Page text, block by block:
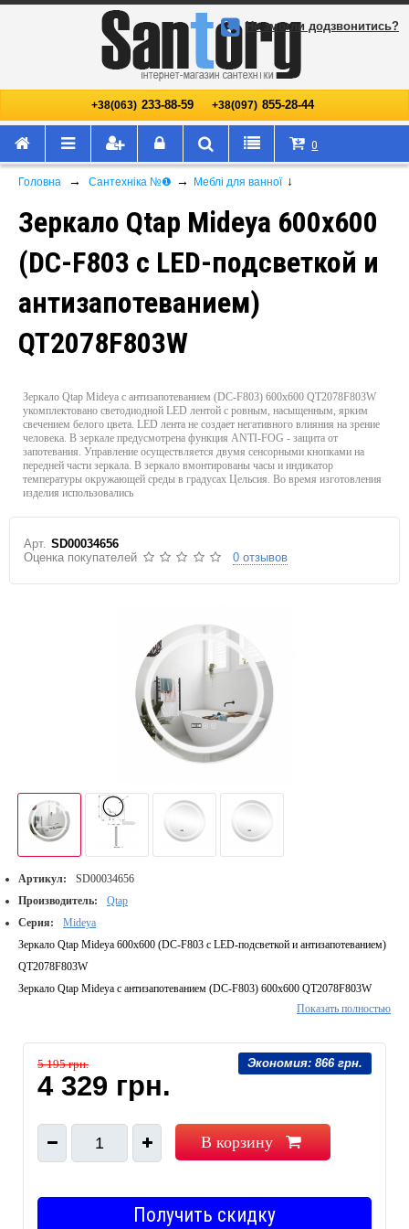
+38(063) 233-88-59 +38(097) 855-28-44
Не змогли додзвонитись?
0
Головна → Сантехніка №❶ → Меблі для ванної ↓
Зеркало Qtap Mideya 600х600
(DC-F803 с LED-подсветкой и
антизапотеванием)
QT2078F803W
Зеркало Qtap Mideya с антизапотеванием (DC-F803) 600х600 QT2078F803W
укомплектовано светодиодной LED лентой с ровным, насыщенным, ярким
свечением белого цвета. LED лента не создает негативного влияния на зрение
человека. В зеркале предусмотрена функция ANTI-FOG - защита от
запотевания. Управление осуществляется двумя сенсорными кнопками на
передней части зеркала. В зеркало вмонтированы часы и индикатор
температуры окружающей среды в градусах Цельсия. Во время изготовления
изделия использовались
Арт. SD00034656
Оценка покупателей
0 отзывов
Артикул:
SD00034656
Производитель:
Qtap
Серия:
Mideya
Зеркало Qtap Mideya 600х600 (DC-F803 с LED-подсветкой и антизапотеванием)
QT2078F803W
Зеркало Qtap Mideya с антизапотеванием (DC-F803) 600х600 QT2078F803W
укомплектовано светодиодной LED лентой с ровным, насыщенным, ярким
человека. В зеркале предусмотрена функция ANTI-FOG - защита от
запотевания. Управление осуществляется двумя сенсорными кнопками на
передней части зеркала. В зеркало вмонтированы часы и индикатор температуры
использовались
Функция антизапотевания:Есть
Показать полностью
Экономия: 866 грн.
5 195 грн.
4 329 грн.
1 В корзину
Получить скидку